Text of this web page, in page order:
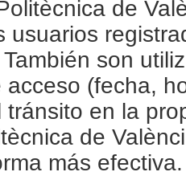
de
usuarios
son
acceso (fecha,
tránsito en la
de
más efectiva.